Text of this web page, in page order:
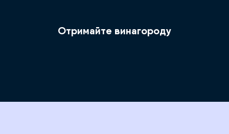
Отримайте винагороду